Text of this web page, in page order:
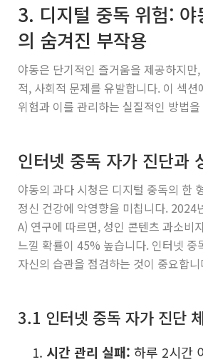
3. 디지털 중독 위험: 야
의 숨겨진 부작용
야동은 단기적인 즐거움을 제공하지만
적, 사회적 문제를 유발합니다. 이 섹션
위험과 이를 관리하는 실질적인 방법
인터넷 중독 자가 진단과
야동의 과다 시청은 디지털 중독의 한
정신 건강에 악영향을 미칩니다. 2024
A) 연구에 따르면, 성인 콘텐츠 과소비
느낄 확률이 45% 높습니다. 인터넷 중
자신의 습관을 점검하는 것이 중요합
3.1 인터넷 중독 자가 진단
시간 관리 실패: 하루 2시간